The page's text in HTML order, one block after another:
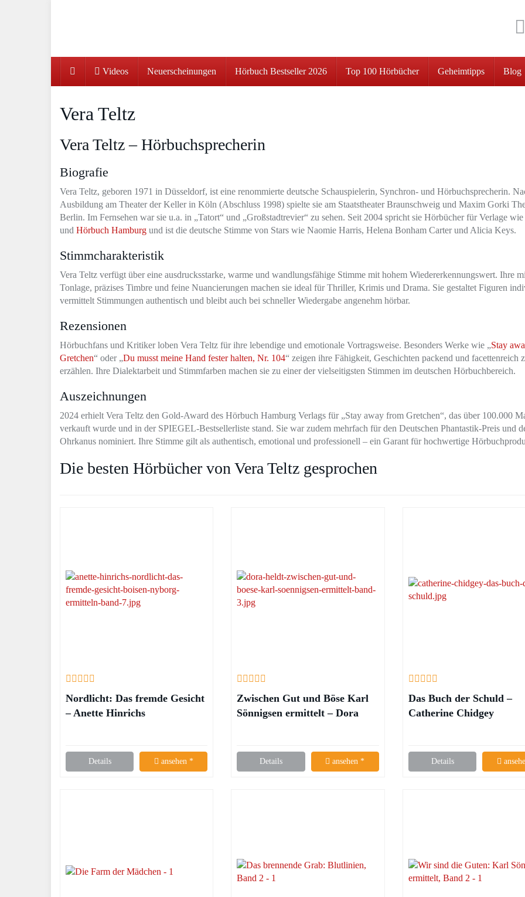
Videos Neuerscheinungen Hörbuch Bestseller 2026 Top 100 Hörbücher Geheimtipps Blog
Vera Teltz
Vera Teltz – Hörbuchsprecherin
Biografie
Vera Teltz, geboren 1971 in Düsseldorf, ist eine renommierte deutsche Schauspielerin, Synchron- und Hörbuchsprecherin.
Ausbildung am Theater der Keller in Köln (Abschluss 1998) spielte sie am Staatstheater Braunschweig und Maxim Gorki
Berlin. Im Fernsehen war sie u.a. in „Tatort“ und „Großstadtrevier“ zu sehen. Seit 2004 spricht sie Hörbücher für Verlage wie
und Hörbuch Hamburg und ist die deutsche Stimme von Stars wie Naomie Harris, Helena Bonham Carter und Alicia Keys.
Stimmcharakteristik
Vera Teltz verfügt über eine ausdrucksstarke, warme und wandlungsfähige Stimme mit hohem Wiedererkennungswert. Ihre
Tonlage, präzises Timbre und feine Nuancierungen machen sie ideal für Thriller, Krimis und Drama. Sie gestaltet Figuren
vermittelt Stimmungen authentisch und bleibt auch bei schneller Wiedergabe angenehm hörbar.
Rezensionen
Hörbuchfans und Kritiker loben Vera Teltz für ihre lebendige und emotionale Vortragsweise. Besonders Werke wie „Stay
Gretchen“ oder „Du musst meine Hand fester halten, Nr. 104“ zeigen ihre Fähigkeit, Geschichten packend und facettenreich
erzählen. Ihre Dialektarbeit und Stimmfarben machen sie zu einer der vielseitigsten Stimmen im deutschen Hörbuchbereich.
Auszeichnungen
2024 erhielt Vera Teltz den Gold-Award des Hörbuch Hamburg Verlags für „Stay away from Gretchen“, das über 100.000
verkauft wurde und in der SPIEGEL-Bestsellerliste stand. Sie war zudem mehrfach für den Deutschen Phantastik-Preis und
Ohrkanus nominiert. Ihre Stimme gilt als authentisch, emotional und professionell – ein Garant für hochwertige
Die besten Hörbücher von Vera Teltz gesprochen
Nordlicht: Das fremde Gesicht
– Anette Hinrichs
Details ansehen *
Zwischen Gut und Böse Karl
Sönnigsen ermittelt – Dora
Details ansehen *
Das Buch der Schuld –
Catherine Chidgey
Details